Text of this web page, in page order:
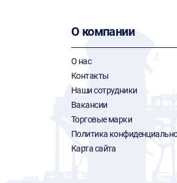
О компании
О нас
Контакты
Наши сотрудники
Вакансии
Торговые марки
Политика
Карта сайта